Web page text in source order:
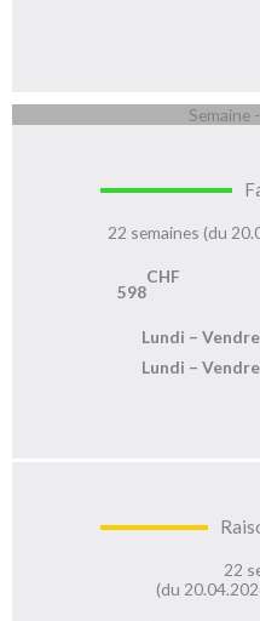
Semaine
22 semaines (du
598
CHF
Lundi –
Lundi –
22
(du